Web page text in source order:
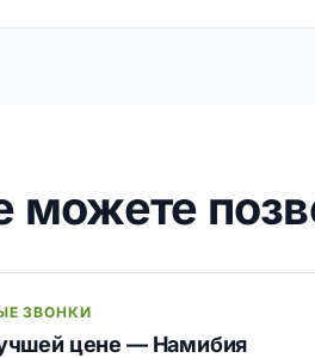
можете
ЗВОНКИ
цене — Намибия